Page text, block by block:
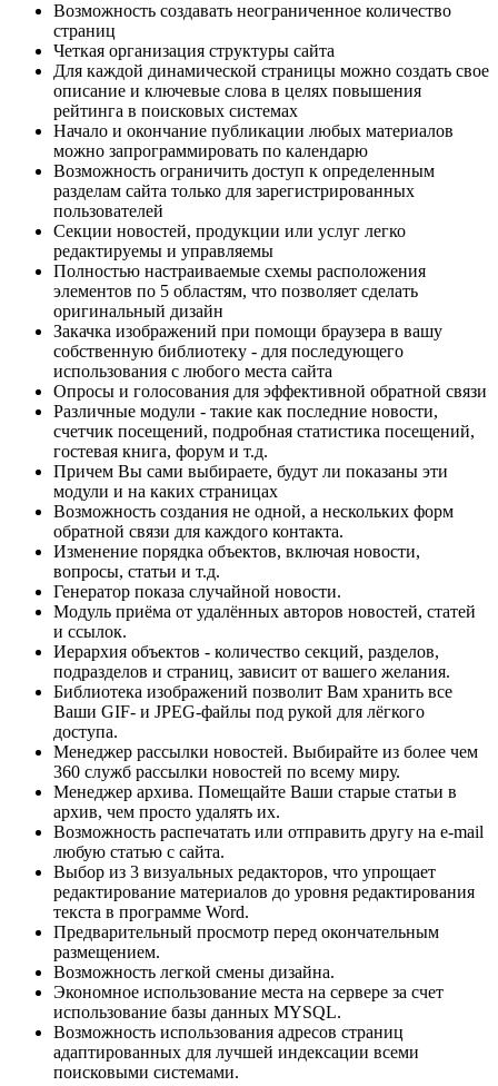
Возможность создавать неограниченное количество
страниц
Четкая организация структуры сайта
Для каждой динамической страницы можно создать свое
описание и ключевые слова в целях повышения
рейтинга в поисковых системах
Начало и окончание публикации любых материалов
можно запрограммировать по календарю
Возможность ограничить доступ к определенным
разделам сайта только для зарегистрированных
пользователей
Секции новостей, продукции или услуг легко
редактируемы и управляемы
Полностью настраиваемые схемы расположения
элементов по 5 областям, что позволяет сделать
оригинальный дизайн
Закачка изображений при помощи браузера в вашу
собственную библиотеку - для последующего
использования с любого места сайта
Опросы и голосования для эффективной обратной связи
Различные модули - такие как последние новости,
счетчик посещений, подробная статистика посещений,
гостевая книга, форум и т.д.
Причем Вы сами выбираете, будут ли показаны эти
модули и на каких страницах
Возможность создания не одной, а нескольких форм
обратной связи для каждого контакта.
Изменение порядка объектов, включая новости,
вопросы, статьи и т.д.
Генератор показа случайной новости.
Модуль приёма от удалённых авторов новостей, статей
и ссылок.
Иерархия объектов - количество секций, разделов,
подразделов и страниц, зависит от вашего желания.
Библиотека изображений позволит Вам хранить все
Ваши GIF- и JPEG-файлы под рукой для лёгкого
доступа.
Менеджер рассылки новостей. Выбирайте из более чем
360 служб рассылки новостей по всему миру.
Менеджер архива. Помещайте Ваши старые статьи в
архив, чем просто удалять их.
Возможность распечатать или отправить другу на e-mail
любую статью с сайта.
Выбор из 3 визуальных редакторов, что упрощает
редактирование материалов до уровня редактирования
текста в программе Word.
Предварительный просмотр перед окончательным
размещением.
Возможность легкой смены дизайна.
Экономное использование места на сервере за счет
использование базы данных MYSQL.
Возможность использования адресов страниц
адаптированных для лучшей индексации всеми
поисковыми системами.